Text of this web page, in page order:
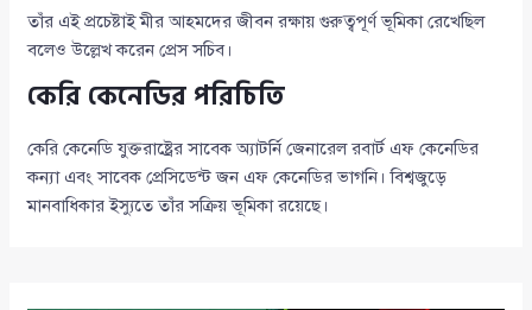
তাঁর এই প্রচেষ্টাই মীর আহমদের জীবন রক্ষায় গুরুত্বপূর্ণ ভূমিকা রেখেছিল
বলেও উল্লেখ করেন প্রেস সচিব।
কেরি কেনেডির পরিচিতি
কেরি কেনেডি যুক্তরাষ্ট্রের সাবেক অ্যাটর্নি জেনারেল রবার্ট এফ কেনেডির
কন্যা এবং সাবেক প্রেসিডেন্ট জন এফ কেনেডির ভাগনি। বিশ্বজুড়ে
মানবাধিকার ইস্যুতে তাঁর সক্রিয় ভূমিকা রয়েছে।